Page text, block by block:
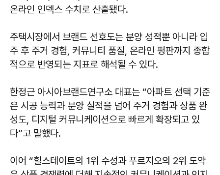
온라인 인덱스 수치로 산출됐다.
주택시장에서 브랜드 선호도는 분양 성적뿐 아니라 입
주 후 주거 경험, 커뮤니티 품질, 온라인 평판까지 종합
적으로 반영되는 지표로 해석될 수 있다.
한정근 아시아브랜드연구소 대표는 “아파트 선택 기준
은 시공 능력과 분양 실적을 넘어 주거 경험과 상품 완
성도, 디지털 커뮤니케이션으로 빠르게 확장되고 있
다”고 말했다.
이어 “힐스테이트의 1위 수성과 푸르지오의 2위 도약